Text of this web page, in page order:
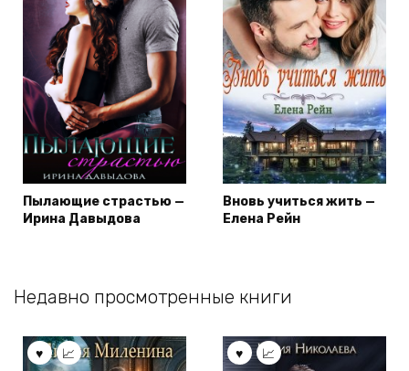
Пылающие страстью —
Ирина Давыдова
Вновь учиться жить —
Елена Рейн
Недавно просмотренные книги